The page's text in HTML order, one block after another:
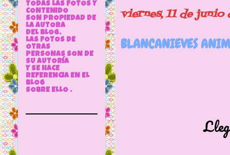
viernes, 11 de junio
BLANCANIEVES
Llegó al
TODAS LAS FOTOS Y
CONTENIDO
SON PROPIEDAD DE
LA AUTORA
DEL BLOG.
LAS FOTOS DE
OTRAS
PERSONAS SON DE
SU AUTORÍA
Y SE HACE
REFERENCIA EN EL
BLOG
SOBRE ELLO .